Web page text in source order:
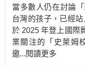
當多數人仍在討論
台灣的孩子，已經
於 2025 年登上國際
業關注的「史萊姆
邀...閱讀更多